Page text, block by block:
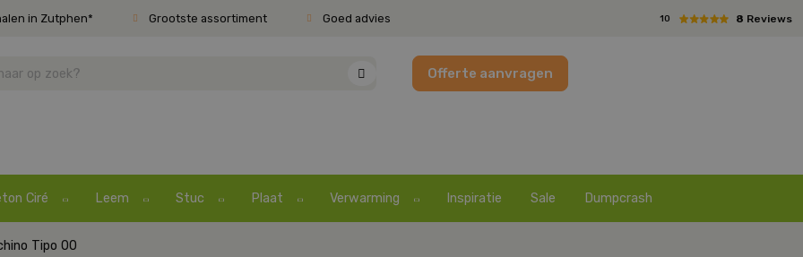
in Zutphen* Grootste assortiment Goed advies 10 8 Reviews
Offerte aanvragen
Ciré Leem Stuc Plaat Verwarming Inspiratie Sale Dumpcrash
Tipo 00